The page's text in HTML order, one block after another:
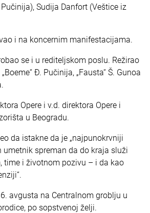
Sudija Danfort (Veštice iz
i na koncernim manifestacijama.
se i u rediteljskom poslu. Režirao
Đ. Pučinija, „Fausta“ Š. Gunoa
Opere i v.d. direktora Opere i
u Beogradu.
da istakne da je „najpunokrvniji
umetnik spreman da do kraja služi
time i životnom pozivu – i da kao
avgusta na Centralnom groblju u
po sopstvenoj želji.